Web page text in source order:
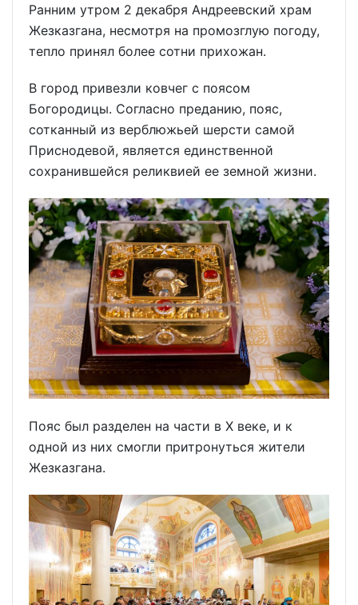
Ранним утром 2 декабря Андреевский храм
Жезказгана, несмотря на промозглую погоду,
тепло принял более сотни прихожан.
В город привезли ковчег с поясом
Богородицы. Согласно преданию, пояс,
сотканный из верблюжьей шерсти самой
Приснодевой, является единственной
сохранившейся реликвией ее земной жизни.
Пояс был разделен на части в X веке, и к
одной из них смогли притронуться жители
Жезказгана.